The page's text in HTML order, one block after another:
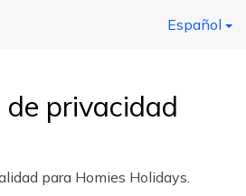
Español
de privacidad
para Homies Holidays.